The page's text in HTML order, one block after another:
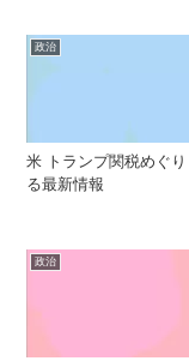
政治
米 トランプ関税めぐ
る最新情報
政治